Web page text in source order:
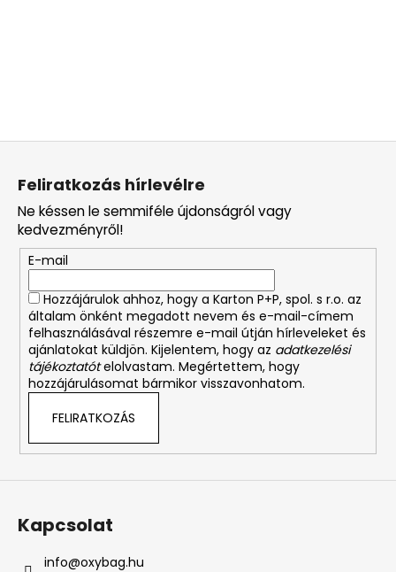
L
Feliratkozás hírlevélre
Ne késsen le semmiféle újdonságról vagy
kedvezményről!
E-mail
Hozzájárulok ahhoz, hogy a Karton P+P, spol. s r.o. az
általam önként megadott nevem és e-mail-címem
felhasználásával részemre e-mail útján hírleveleket és
ajánlatokat küldjön. Kijelentem, hogy az adatkezelési
tájékoztatótelolvastam. Megértettem, hogy
hozzájárulásomat bármikor visszavonhatom.
FELIRATKOZÁS
Kapcsolat
info@oxybag.hu